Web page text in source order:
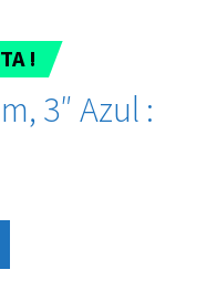
!
3″ Azul :